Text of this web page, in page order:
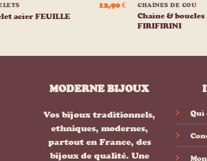
acier FEUILLE
12,90 € CHAÎNES DE COU
Chaine & boucles
FIRIFIRINI
MODERNE BIJOUX
Vos bijoux traditionnels,
ethniques, modernes,
partout en France, des
bijoux de qualité. Une
Qui